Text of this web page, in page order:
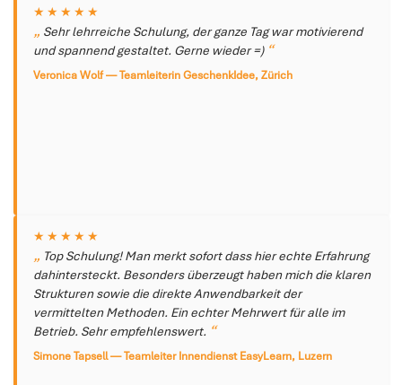
★★★★★
Sehr lehrreiche Schulung, der ganze Tag war motivierend
und spannend gestaltet. Gerne wieder =)
Veronica Wolf — Teamleiterin GeschenkIdee, Zürich
★★★★★
Top Schulung! Man merkt sofort dass hier echte Erfahrung
dahintersteckt. Besonders überzeugt haben mich die klaren
Strukturen sowie die direkte Anwendbarkeit der
vermittelten Methoden. Ein echter Mehrwert für alle im
Betrieb. Sehr empfehlenswert.
Simone Tapsell — Teamleiter Innendienst EasyLearn, Luzern